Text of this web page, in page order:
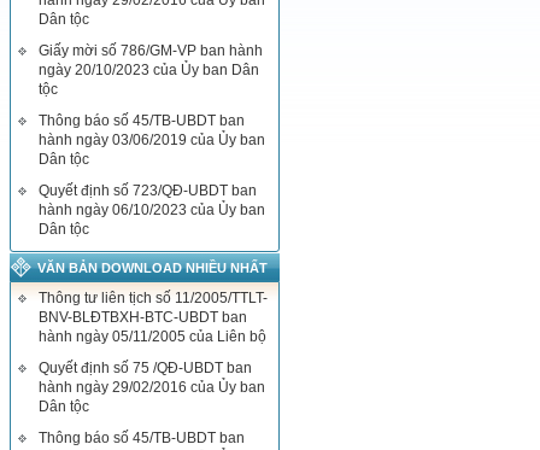
Dân tộc
Giấy mời số 786/GM-VP ban hành
ngày 20/10/2023 của Ủy ban Dân
tộc
Thông báo số 45/TB-UBDT ban
hành ngày 03/06/2019 của Ủy ban
Dân tộc
Quyết định số 723/QĐ-UBDT ban
hành ngày 06/10/2023 của Ủy ban
Dân tộc
VĂN BẢN DOWNLOAD NHIỀU NHẤT
Thông tư liên tịch số 11/2005/TTLT-
BNV-BLĐTBXH-BTC-UBDT ban
hành ngày 05/11/2005 của Liên bộ
Quyết định số 75 /QĐ-UBDT ban
hành ngày 29/02/2016 của Ủy ban
Dân tộc
Thông báo số 45/TB-UBDT ban